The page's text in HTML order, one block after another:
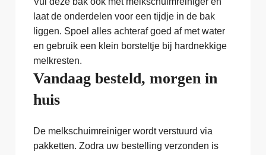
laat de onderdelen voor een tijdje in de bak
liggen. Spoel alles achteraf goed af met water
en gebruik een klein borsteltje bij hardnekkige
melkresten.
Vandaag besteld, morgen in
huis
De melkschuimreiniger wordt verstuurd via
pakketten. Zodra uw bestelling verzonden is